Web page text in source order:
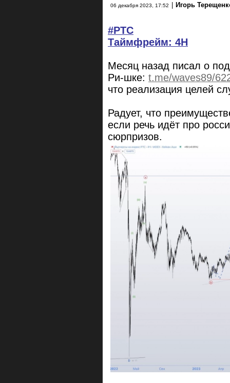
06 декабря 2023, 17:52 Игорь
#РТС
Таймфрейм: 4H
Месяц назад писал о
Ри-шке: t.me/waves89/
что реализация целей
Радует, что
если речь идёт про
сюрпризов.